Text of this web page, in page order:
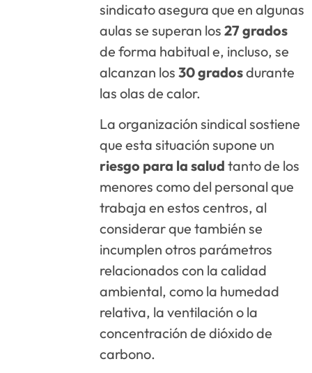
sindicato asegura que en algunas
aulas se superan los27 grados
de forma habitual e, incluso, se
alcanzan los30 gradosdurante
las olas de calor.
La organización sindical sostiene
que esta situación supone un
riesgo para la salud tanto de los
menores como del personal que
trabaja en estos centros, al
considerar que también se
incumplen otros parámetros
relacionados con la calidad
ambiental, como la humedad
relativa, la ventilación o la
concentración de dióxido de
carbono.